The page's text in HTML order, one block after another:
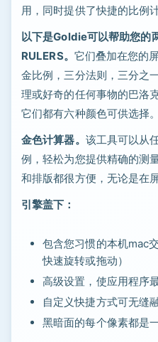
用，同时提供了快捷的比例计
以下是Goldie可以帮助您的
RULERS。 它们叠加在您的
金比例，三分法则，三分之
理或好奇的任何事物的巴洛克
它们都有六种颜色可供选择。
金色计算器。 该工具可以从
例，轻松为您提供精确的测
和排版都很方便，无论是在
引擎盖下：
包含您习惯的本机mac
快速旋转或拖动）
高级设置，使应用程序
自定义快捷方式可无缝
黑暗面的每个像素都是